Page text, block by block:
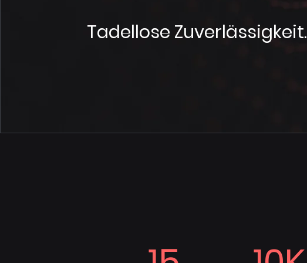
Tadellose Zuverlässigkeit.